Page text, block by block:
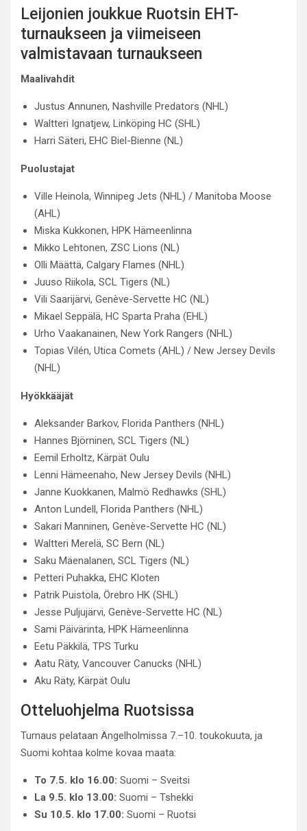
Leijonien joukkue Ruotsin EHT-
turnaukseen ja viimeiseen
valmistavaan turnaukseen
Maalivahdit
Justus Annunen, Nashville Predators (NHL)
Waltteri Ignatjew, Linköping HC (SHL)
Harri Säteri, EHC Biel-Bienne (NL)
Puolustajat
Ville Heinola, Winnipeg Jets (NHL) / Manitoba Moose
(AHL)
Miska Kukkonen, HPK Hämeenlinna
Mikko Lehtonen, ZSC Lions (NL)
Olli Määttä, Calgary Flames (NHL)
Juuso Riikola, SCL Tigers (NL)
Vili Saarijärvi, Genève-Servette HC (NL)
Mikael Seppälä, HC Sparta Praha (EHL)
Urho Vaakanainen, New York Rangers (NHL)
Topias Vilén, Utica Comets (AHL) / New Jersey Devils
(NHL)
Hyökkääjät
Aleksander Barkov, Florida Panthers (NHL)
Hannes Björninen, SCL Tigers (NL)
Eemil Erholtz, Kärpät Oulu
Lenni Hämeenaho, New Jersey Devils (NHL)
Janne Kuokkanen, Malmö Redhawks (SHL)
Anton Lundell, Florida Panthers (NHL)
Sakari Manninen, Genève-Servette HC (NL)
Waltteri Merelä, SC Bern (NL)
Saku Mäenalanen, SCL Tigers (NL)
Petteri Puhakka, EHC Kloten
Patrik Puistola, Örebro HK (SHL)
Jesse Puljujärvi, Genève-Servette HC (NL)
Sami Päivärinta, HPK Hämeenlinna
Eetu Päkkilä, TPS Turku
Aatu Räty, Vancouver Canucks (NHL)
Aku Räty, Kärpät Oulu
Otteluohjelma Ruotsissa
Turnaus pelataan Ängelholmissa 7.–10. toukokuuta, ja
Suomi kohtaa kolme kovaa maata:
To 7.5. klo 16.00: Suomi – Sveitsi
La 9.5. klo 13.00: Suomi – Tshekki
Su 10.5. klo 17.00: Suomi – Ruotsi